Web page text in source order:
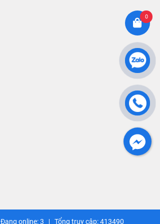
Đang online:3 Tổng truy cập:413490
0